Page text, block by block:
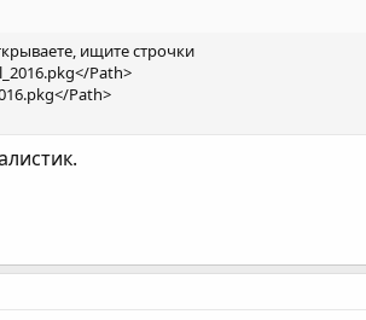
ищите строчки
Path>
Path>